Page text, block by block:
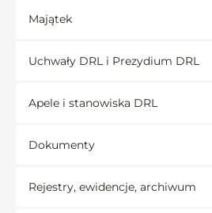
Majątek
Uchwały DRL i Prezydium DRL
Apele i stanowiska DRL
Dokumenty
Rejestry, ewidencje, archiwum